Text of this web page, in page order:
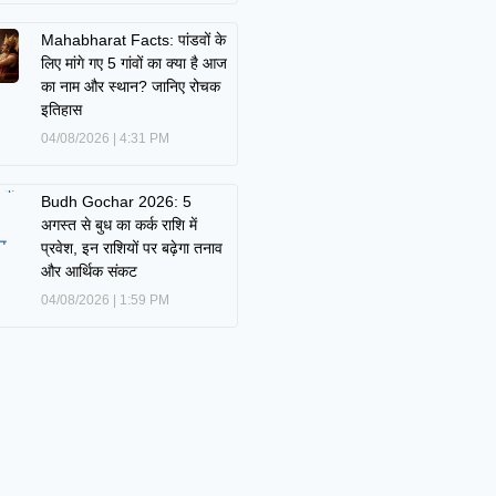
Mahabharat Facts: पांडवों के
लिए मांगे गए 5 गांवों का क्या है आज
का नाम और स्थान? जानिए रोचक
इतिहास
04/08/2026 4:31 PM
Budh Gochar 2026: 5
अगस्त से बुध का कर्क राशि में
प्रवेश, इन राशियों पर बढ़ेगा तनाव
और आर्थिक संकट
04/08/2026 1:59 PM